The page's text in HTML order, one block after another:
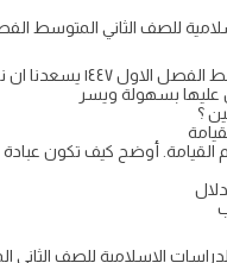
؟
أوضح كيف تكون عبادة